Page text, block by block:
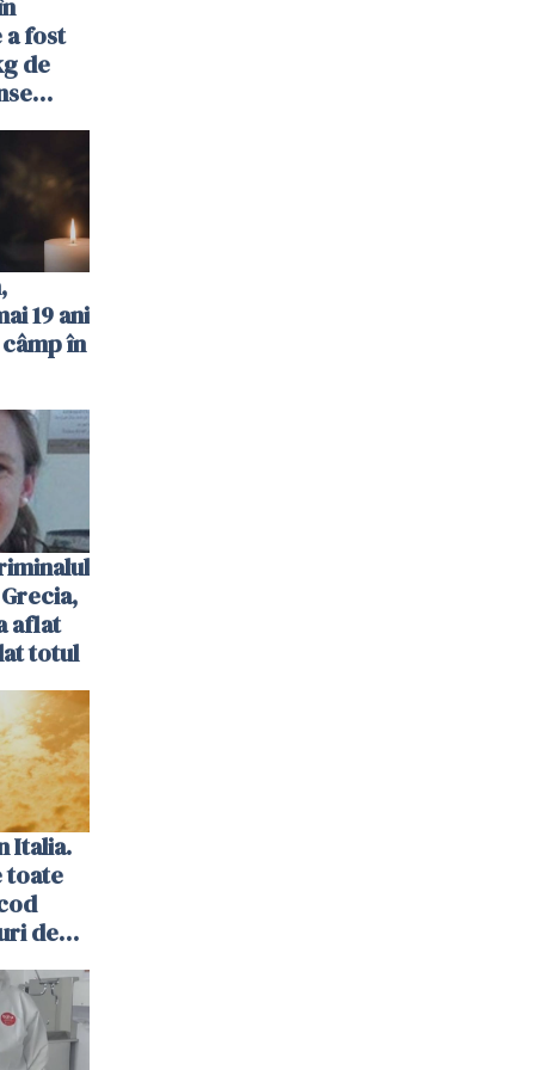
a fost
de
19 ani
în
aflat
totul
Italia.
toate
de